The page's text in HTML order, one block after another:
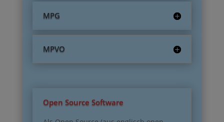
MPG
MPVO
Open Source Software